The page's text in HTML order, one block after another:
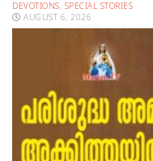
DEVOTIONS, SPECIAL STORIES
AUGUST 6, 2026